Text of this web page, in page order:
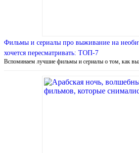
Фильмы и сериалы про выживание на
хочется пересматривать: ТОП-7
Вспоминаем лучшие фильмы и сериалы о том, как